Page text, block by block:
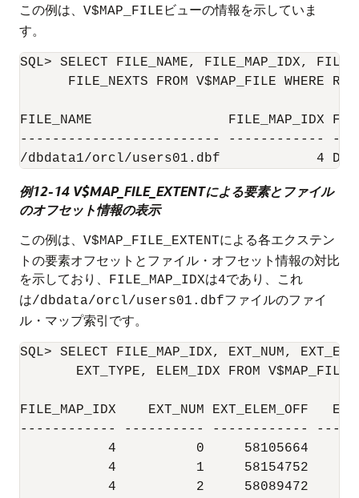
この例は、 V$MAP_FILE ビューの情報を示していま
す。
SQL> SELECT FILE_NAME, FILE_MAP_IDX,
FILE_NEXTS FROM V$MAP_FILE WHERE
FILE_NAME                 FILE_MAP_IDX
------------------------- ------------
例12-14 V$MAP_FILE_EXTENTによる要素とファイル
のオフセット情報の表示
この例は、 V$MAP_FILE_EXTENTによる各エクステン
トの要素オフセットとファイル・オフセット情報の対比
を示しており、
FILE_MAP_IDXは4であり、これ
は/dbdata/orcl/users01.dbfファイルのファイ
ル・マップ索引です。
SQL> SELECT FILE_MAP_IDX, EXT_NUM,
EXT_TYPE, ELEM_IDX FROM
FILE_MAP_IDX    EXT_NUM EXT_ELEM_OFF
------------ ---------- ------------
4          0     58105664
4          1     58154752
4          2     58089472